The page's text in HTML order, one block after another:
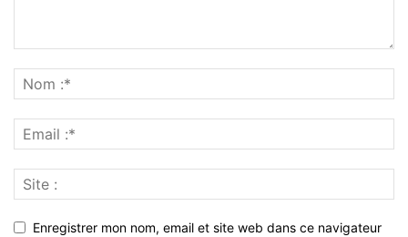
Enregistrer mon nom, email et site web dans ce navigateur